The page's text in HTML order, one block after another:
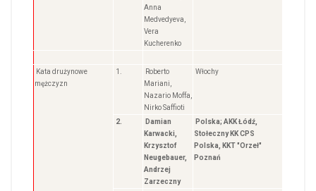
Anna
Medvedyeva,
Vera
Kucherenko
Kata drużynowe
mężczyzn
1.
Roberto
Mariani,
Nazario Moffa,
Nirko Saffioti
Włochy
2.
Damian
Karwacki,
Krzysztof
Neugebauer,
Andrzej
Zarzeczny
Polska; AKK Łódź,
Stołeczny KK CPS
Polska, KKT "Orzeł"
Poznań